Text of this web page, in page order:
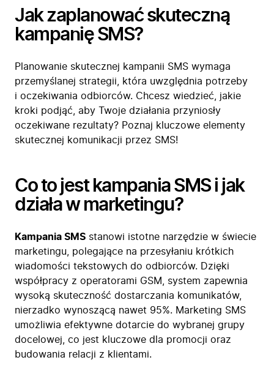
Jak zaplanować skuteczną
kampanię SMS?
Planowanie skutecznej kampanii SMS wymaga
przemyślanej strategii, która uwzględnia potrzeby
i oczekiwania odbiorców. Chcesz wiedzieć, jakie
kroki podjąć, aby Twoje działania przyniosły
oczekiwane rezultaty? Poznaj kluczowe elementy
skutecznej komunikacji przez SMS!
Co to jest kampania SMS i jak
działa w marketingu?
Kampania SMS stanowi istotne narzędzie w świecie
marketingu, polegające na przesyłaniu krótkich
wiadomości tekstowych do odbiorców. Dzięki
współpracy z operatorami GSM, system zapewnia
wysoką skuteczność dostarczania komunikatów,
nierzadko wynoszącą nawet 95%. Marketing SMS
umożliwia efektywne dotarcie do wybranej grupy
docelowej, co jest kluczowe dla promocji oraz
budowania relacji z klientami.